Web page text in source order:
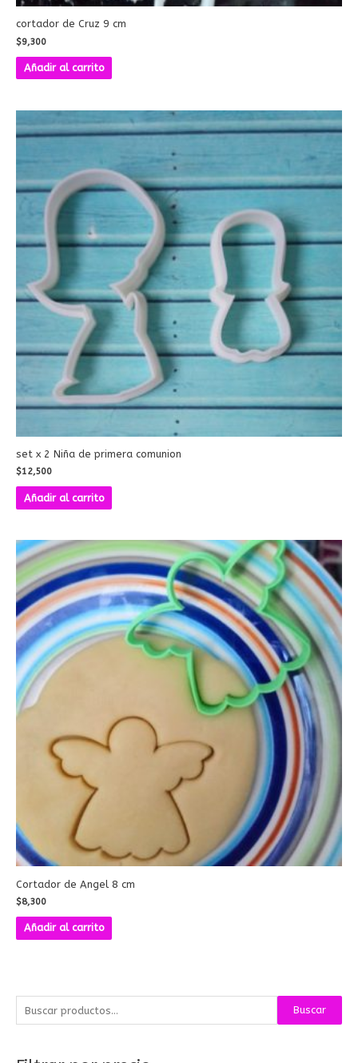
u
Buscar
rr
cortador de Cruz 9 cm
$9,300
Añadir al carrito
set x 2 Niña de primera comunion
$12,500
Añadir al carrito
Cortador de Angel 8 cm
$8,300
Añadir al carrito